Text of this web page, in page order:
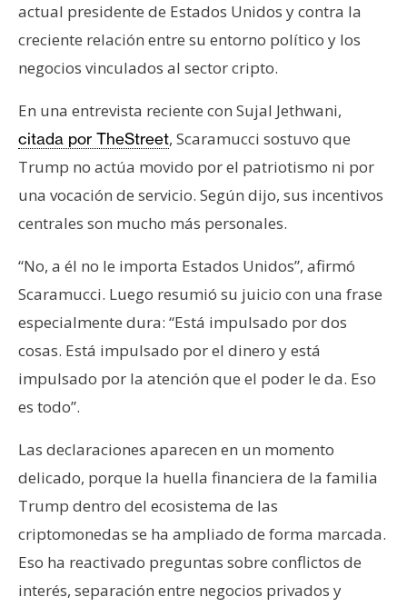
s
o
s
C
o
n
t
a
t
o
y
u
b
l
c
i
a
d
actual presidente de Estados Unidos y contra la
creciente relación entre su entorno político y los
negocios vinculados al sector cripto.
En una entrevista reciente con Sujal Jethwani,
citada por TheStreet, Scaramucci sostuvo que
Trump no actúa movido por el patriotismo ni por
una vocación de servicio. Según dijo, sus incentivos
centrales son mucho más personales.
“No, a él no le importa Estados Unidos”, afirmó
Scaramucci. Luego resumió su juicio con una frase
especialmente dura: “Está impulsado por dos
cosas. Está impulsado por el dinero y está
impulsado por la atención que el poder le da. Eso
es todo”.
Las declaraciones aparecen en un momento
delicado, porque la huella financiera de la familia
Trump dentro del ecosistema de las
criptomonedas se ha ampliado de forma marcada.
Eso ha reactivado preguntas sobre conflictos de
interés, separación entre negocios privados y